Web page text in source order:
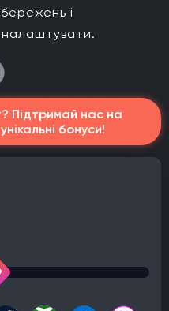
і
Підтримай нас на
бонуси!